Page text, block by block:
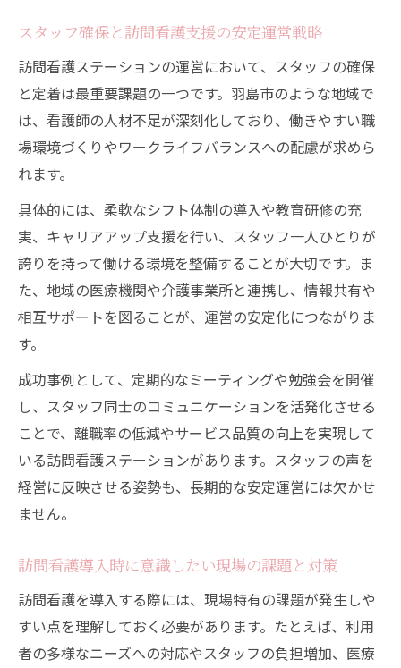
スタッフ確保と訪問看護支援の安定運営戦略
訪問看護ステーションの運営において、スタッフの確保
と定着は最重要課題の一つです。羽島市のような地域で
は、看護師の人材不足が深刻化しており、働きやすい職
場環境づくりやワークライフバランスへの配慮が求めら
れます。
具体的には、柔軟なシフト体制の導入や教育研修の充
実、キャリアアップ支援を行い、スタッフ一人ひとりが
誇りを持って働ける環境を整備することが大切です。ま
た、地域の医療機関や介護事業所と連携し、情報共有や
相互サポートを図ることが、運営の安定化につながりま
す。
成功事例として、定期的なミーティングや勉強会を開催
し、スタッフ同士のコミュニケーションを活発化させる
ことで、離職率の低減やサービス品質の向上を実現して
いる訪問看護ステーションがあります。スタッフの声を
経営に反映させる姿勢も、長期的な安定運営には欠かせ
ません。
訪問看護導入時に意識したい現場の課題と対策
訪問看護を導入する際には、現場特有の課題が発生しや
すい点を理解しておく必要があります。たとえば、利用
者の多様なニーズへの対応やスタッフの負担増加、医療